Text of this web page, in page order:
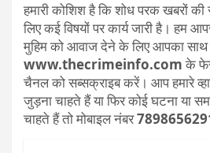
हमारी कोशिश है कि शोध परक खबरों
लिए कई विषयों पर कार्य जारी है। हम
मुहिम को आवाज देने के लिए आपका साथ
www.thecrimeinfo.comके
चैनल को सब्सक्राइब करें। आप हमारे
जुड़ना चाहते हैं या फिर कोई घटना या
चाहते हैं तो मोबाइल नंबर